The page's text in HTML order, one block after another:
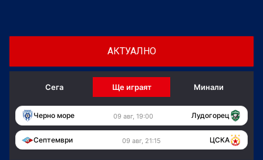
АКТУАЛНО
Сега Ще играят Минали
Черно море 09 авг, 19:00 Лудогорец
Септември 09 авг, 21:15 ЦСКА